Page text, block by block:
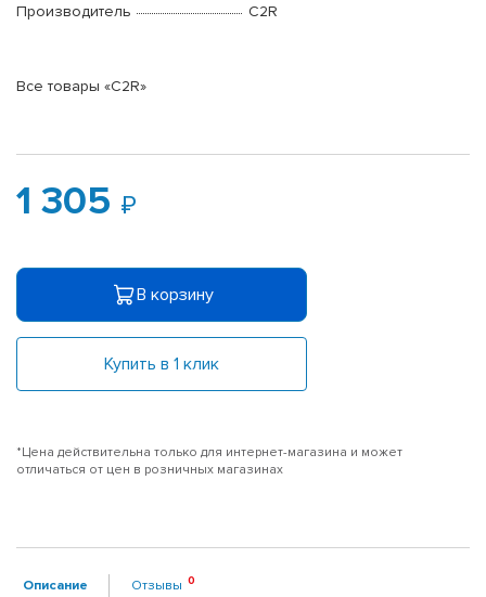
Производитель
C2R
Все товары «C2R»
1 305
В корзину
Купить в 1 клик
*Цена действительна только для интернет-магазина и может
отличаться от цен в розничных магазинах
Описание Отзывы